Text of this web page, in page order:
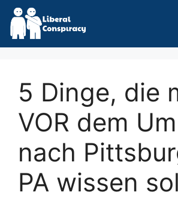
Skip
content
5 Dinge, die
VOR dem
nach
PA wissen